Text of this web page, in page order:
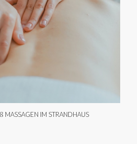
MASSAGEN IM STRANDHAUS